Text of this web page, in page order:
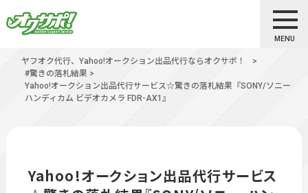
MENU
ヤフオク代行、Yahoo!オークション出品代行ならオクサポ！
>
#驚きの落札結果 >
Yahoo!オークション出品代行サービス☆驚きの落札結果『SONY/ソニー
ハンディカム ビデオカメラ FDR-AX1』
Yahoo!オークション出品代行サービス